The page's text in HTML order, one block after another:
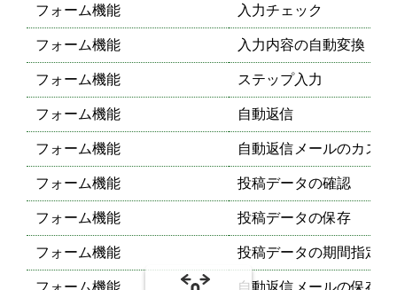
フォーム機能 入力チェック
フォーム機能 入力内容の自動変換
フォーム機能 ステップ入力
フォーム機能 自動返信
フォーム機能 自動返信メールのカス
フォーム機能 投稿データの確認
フォーム機能 投稿データの保存
フォーム機能 投稿データの期間指定表